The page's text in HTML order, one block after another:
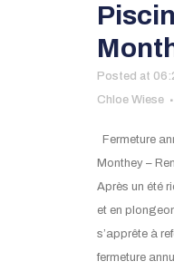
Posted at
Chloe Wiese
Fermeture
Monthey –
Après un été
et en
s’apprête à
fermeture